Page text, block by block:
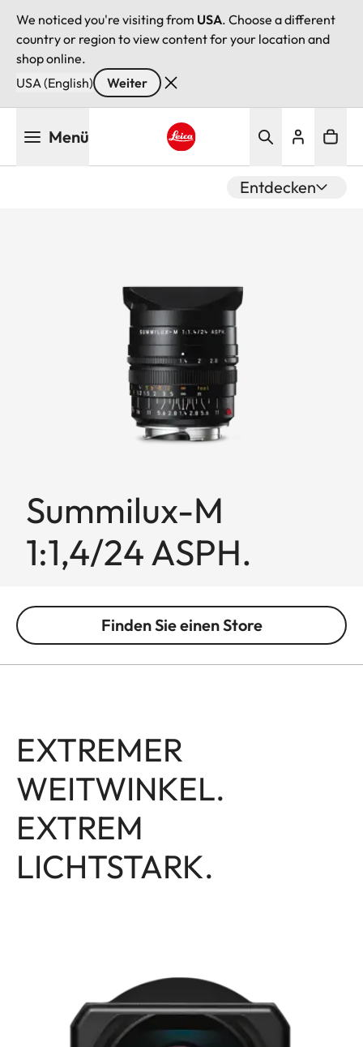
We noticed you're visiting from USA. Choose a different
country or region to view content for your location and
shop online.
USA (English)
Weiter
Menü
Entdecken
Summilux-M
1:1,4/24 ASPH.
Finden Sie einen Store
EXTREMER
WEITWINKEL.
EXTREM
LICHTSTARK.